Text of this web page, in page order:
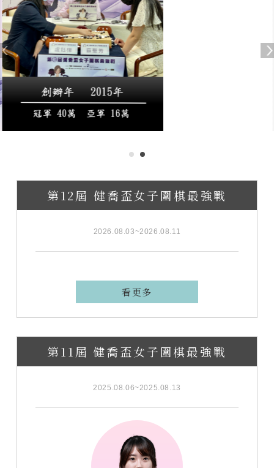
第12屆 健喬盃女子圍棋最強戰
2026.08.03~2026.08.11
看更多
第11屆 健喬盃女子圍棋最強戰
2025.08.06~2025.08.13